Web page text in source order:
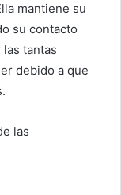
mantiene su
su contacto
tantas
debido a que
las